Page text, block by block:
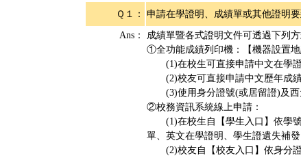
Ｑ１： 申請在學證明、成績單或其他證明
Ans：
成績單暨各式證明文件可透過下列方
①全功能成績列印機：【機器設置地
(1)在校生可直接申請中文在學證
(2)校友可直接申請中文歷年成績
(3)使用身分證號(或居留證)及西
②校務資訊系統線上申請：
(1)在校生自【學生入口】依學號
單、英文在學證明、學生證遺失補發
(2)校友自【校友入口】依身分證